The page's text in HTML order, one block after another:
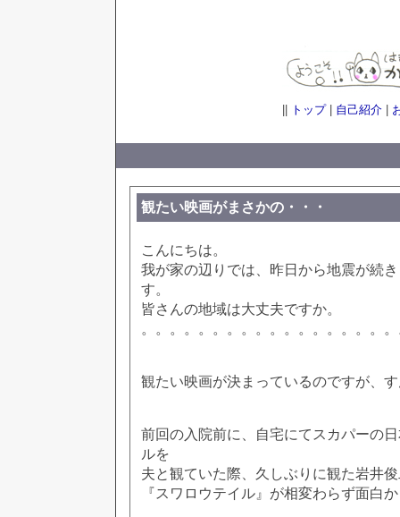
トップ| 自己紹介
観たい映画がまさかの・・・
こんにちは。
我が家の辺りでは、昨日から地震が続
す。
皆さんの地域は大丈夫ですか。
。。。。。。。。。。。。。。。。。
観たい映画が決まっているのですが、
前回の入院前に、自宅にてスカパーの
ルを
夫と観ていた際、久しぶりに観た岩井
『スワロウテイル』が相変わらず面白